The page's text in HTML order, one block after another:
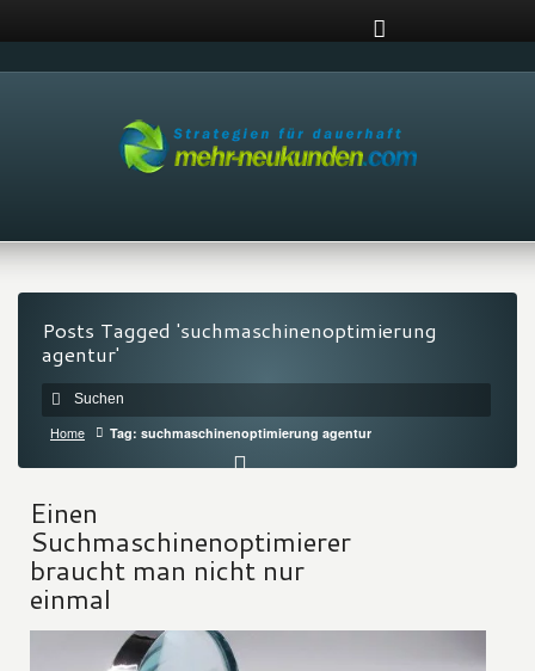
Posts Tagged 'suchmaschinenoptimierung
agentur'
Home Tag: suchmaschinenoptimierung agentur
Einen
Suchmaschinenoptimierer
braucht man nicht nur
einmal